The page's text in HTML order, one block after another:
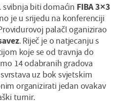
svibnja biti domaćin FIBA 3×3
je u srijedu na konferenciji
palačI oganizirao
. Riječ je o natjecanju s
koje se od travnja do
14 odabranih gradova
uz bok svjetskim
organizirati jedan ovakav
turnir.